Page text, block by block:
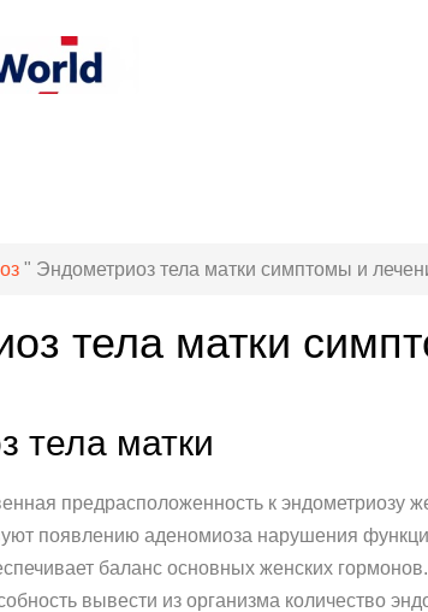
" Эндометриоз тела матки симптомы и
тела матки
тела матки
предрасположенность к эндометриозу
появлению аденомиоза нарушения
баланс основных женских
вывести из организма количество